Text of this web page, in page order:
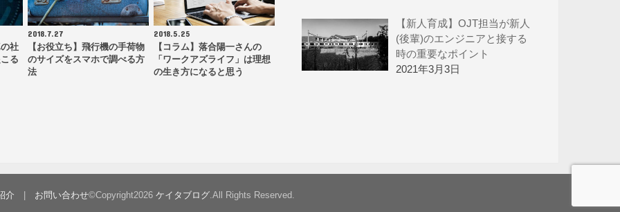
社
る
2018.7.27
【お役立ち】飛行機の手荷物
のサイズをスマホで調べる方
法
2018.5.25
【コラム】落合陽一さんの
「ワークアズライフ」は理想
の生き方になると思う
【新人育成】OJT担当が新人
(後輩)のエンジニアと接する
時の重要なポイント
2021年3月3日
介 お問い合わせ©Copyright2026 ケイタブログ.All Rights Reserved.